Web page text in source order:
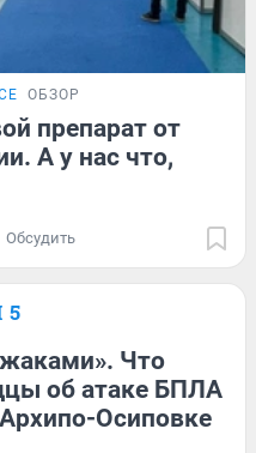
ОБЗОР
препарат от
А у нас что,
Обсудить
5
Что
об атаке БПЛА
Осиповке